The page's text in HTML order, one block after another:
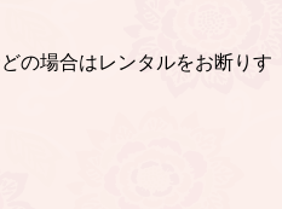
の場合はレンタルをお断りす